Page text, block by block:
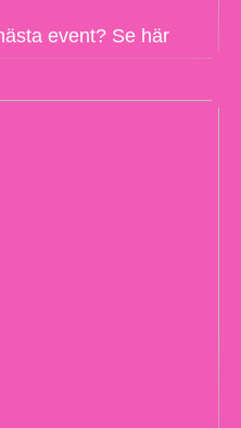
event? Se här